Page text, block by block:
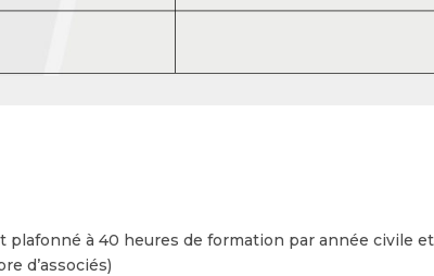
plafonné à 40 heures de formation par année civile
d’associés)